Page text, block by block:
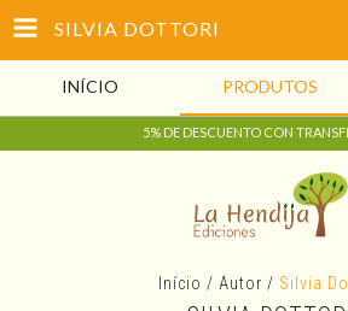
SILVIA DOTTORI
INÍCIO PRODUTOS
5% DE DESCUENTO CON
Início / Autor / Silvia